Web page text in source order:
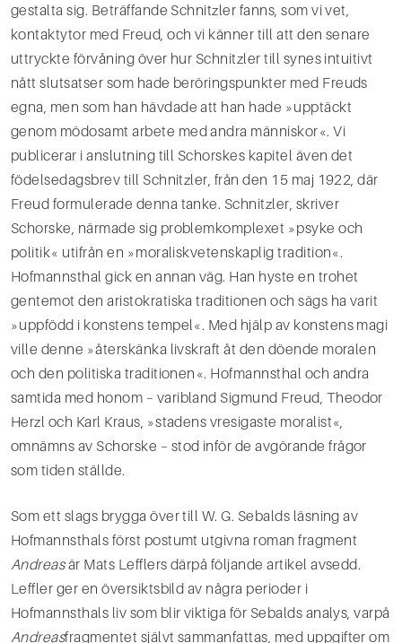
gestalta sig. Beträffande Schnitzler fanns, som vi vet,
kontaktytor med Freud, och vi känner till att den senare
uttryckte förvåning över hur Schnitzler till synes intuitivt
nått slutsatser som hade beröringspunkter med Freuds
egna, men som han hävdade att han hade »upptäckt
genom mödosamt arbete med andra människor«. Vi
publicerar i anslutning till Schorskes kapitel även det
födelsedagsbrev till Schnitzler, från den 15 maj 1922, där
Freud formule­rade denna tanke. Schnitzler, skriver
Schorske, närmade sig problemkomplexet »psyke och
politik« utifrån en »moralisk­vetenskaplig tradition«.
Hofmannsthal gick en annan väg. Han hyste en trohet
gentemot den aristokratiska traditionen och sägs ha varit
»uppfödd i konstens tempel«. Med hjälp av konstens magi
ville denne »återskänka livskraft åt den döende moralen
och den politiska traditionen«. Hofmannsthal och andra
samtida med honom – varibland Sigmund Freud, Theodor
Herzl och Karl Kraus, »stadens vresigaste moralist«,
omnämns av Schorske – stod inför de avgörande frågor
som ti­den ställde.
Som ett slags brygga över till W. G. Sebalds läsning av
Hofmannsthals först postumt utgivna roman­ fragment
Andreasär Mats Lefflers därpå följande artikel avsedd.
Leffler ger en översiktsbild av några perioder i
Hofmannsthals liv som blir viktiga för Sebalds analys, varpå
Andreas­fragmentet självt sam­manfattas, med uppgifter om